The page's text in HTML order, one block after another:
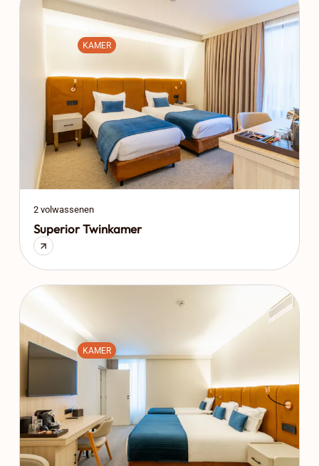
KAMER
2 volwassenen
Superior Twinkamer
KAMER